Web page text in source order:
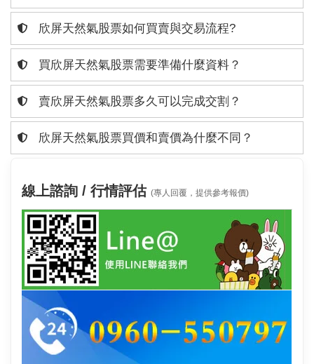
欣屏天然氣股票如何買賣與交易流程?
買欣屏天然氣股票需要準備什麼資料？
賣欣屏天然氣股票多久可以完成交割？
欣屏天然氣股票買價和賣價為什麼不同？
線上諮詢 / 行情評估 (專人回覆，提供參考報價)